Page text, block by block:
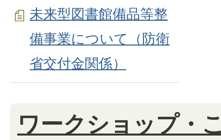
未来型図書館備品等整
備事業について（防衛
省交付金関係）
ワークショップ・